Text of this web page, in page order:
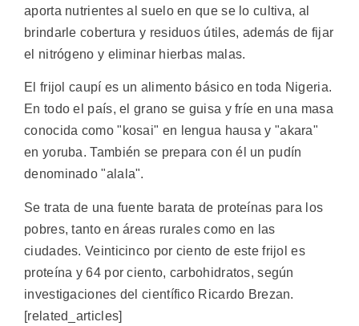
aporta nutrientes al suelo en que se lo cultiva, al
brindarle cobertura y residuos útiles, además de fijar
el nitrógeno y eliminar hierbas malas.
El frijol caupí es un alimento básico en toda Nigeria.
En todo el país, el grano se guisa y fríe en una masa
conocida como "kosai" en lengua hausa y "akara"
en yoruba. También se prepara con él un pudín
denominado "alala".
Se trata de una fuente barata de proteínas para los
pobres, tanto en áreas rurales como en las
ciudades. Veinticinco por ciento de este frijol es
proteína y 64 por ciento, carbohidratos, según
investigaciones del científico Ricardo Brezan.
[related_articles]